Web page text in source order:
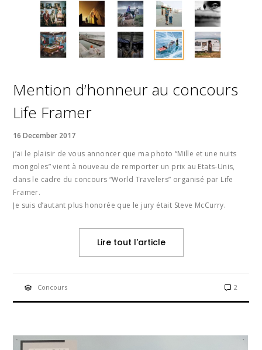
Mention d’honneur au concours
Life Framer
16 December 2017
j’ai le plaisir de vous annoncer que ma photo “Mille et une nuits
mongoles” vient à nouveau de remporter un prix au Etats-Unis,
dans le cadre du concours “World Travelers” organisé par Life
Framer.
Je suis d’autant plus honorée que le jury était Steve McCurry.
Lire tout l'article
Concours 2